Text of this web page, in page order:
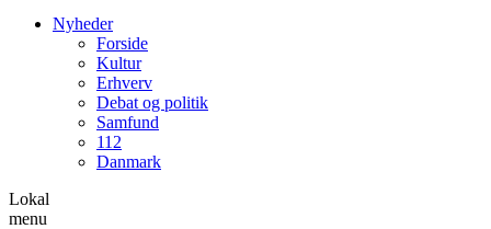
Nyheder
Forside
Kultur
Erhverv
Debat og politik
Samfund
112
Danmark
Lokal
menu